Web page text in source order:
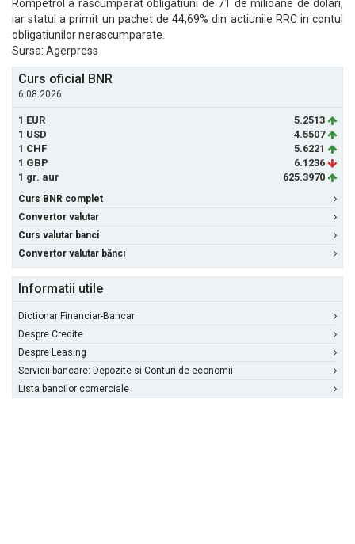
Rompetrol a rascumparat obligatiuni de 71 de milioane de dolari,
iar statul a primit un pachet de 44,69% din actiunile RRC in contul
obligatiunilor nerascumparate.
Sursa: Agerpress
Curs oficial BNR
6.08.2026
1 EUR
5.2513
1 USD
4.5507
1 CHF
5.6221
1 GBP
6.1236
1 gr. aur
625.3970
Curs BNR complet
Convertor valutar
Curs valutar banci
Convertor valutar bănci
Informatii utile
Dictionar Financiar-Bancar
Despre Credite
Despre Leasing
Servicii bancare: Depozite si Conturi de economii
Lista bancilor comerciale